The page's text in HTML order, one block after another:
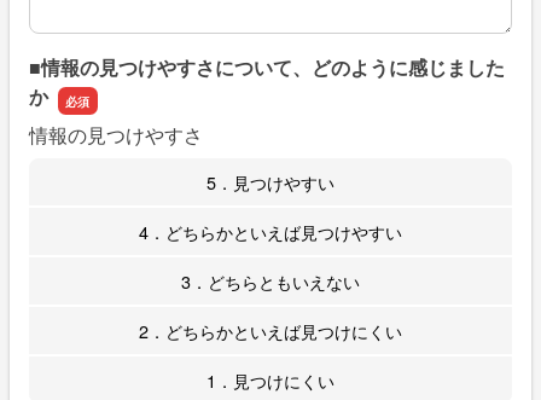
■情報の見つけやすさについて、どのように感じました
か
情報の見つけやすさ
5．見つけやすい
4．どちらかといえば見つけやすい
3．どちらともいえない
2．どちらかといえば見つけにくい
1．見つけにくい